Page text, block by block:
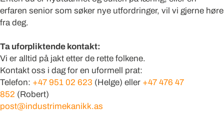
erfaren senior som søker nye utfordringer, vil vi gjerne høre
fra deg.
Ta uforpliktende kontakt:
Vi er alltid på jakt etter de rette folkene.
Kontakt oss i dag for en uformell prat:
Telefon: +47 951 02 623 (Helge) eller +47 476 47
852 (Robert)
post@industrimekanikk.as